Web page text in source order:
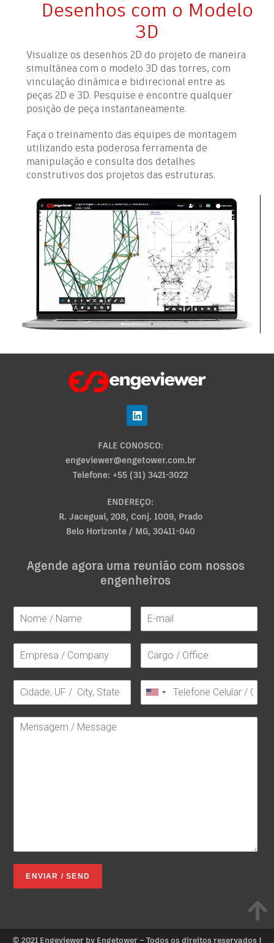
Desenhos com o Modelo
3D
Visualize os desenhos 2D do projeto de maneira
simultânea com o modelo 3D das torres, com
vinculação dinâmica e bidirecional entre as
peças 2D e 3D. Pesquise e encontre qualquer
posição de peça instantaneamente.
Faça o treinamento das equipes de montagem
utilizando esta poderosa ferramenta de
manipulação e consulta dos detalhes
construtivos dos projetos das estruturas.
FALE CONOSCO:
engeviewer@engetower.com.br
Telefone: +55 (31) 3421-3022
ENDEREÇO:
R. Jaceguai, 208, Conj. 1009, Prado
Belo Horizonte / MG, 30411-040
Agende agora uma reunião com nossos
engenheiros
ENVIAR / SEND
©️ 2021 Engeviewer by Engetower – Todos os direitos reservados |